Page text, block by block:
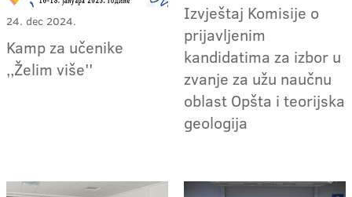
24. dec 2024.
Kamp za učenike
,,Želim više''
Izvještaj Komisije o
prijavljenim
kandidatima za izbor u
zvanje za užu naučnu
oblast Opšta i teorijska
geologija